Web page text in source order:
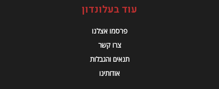
עוד בעלונדון
פרסמו אצלנו
צרו קשר
תנאים והגבלות
אודותינו